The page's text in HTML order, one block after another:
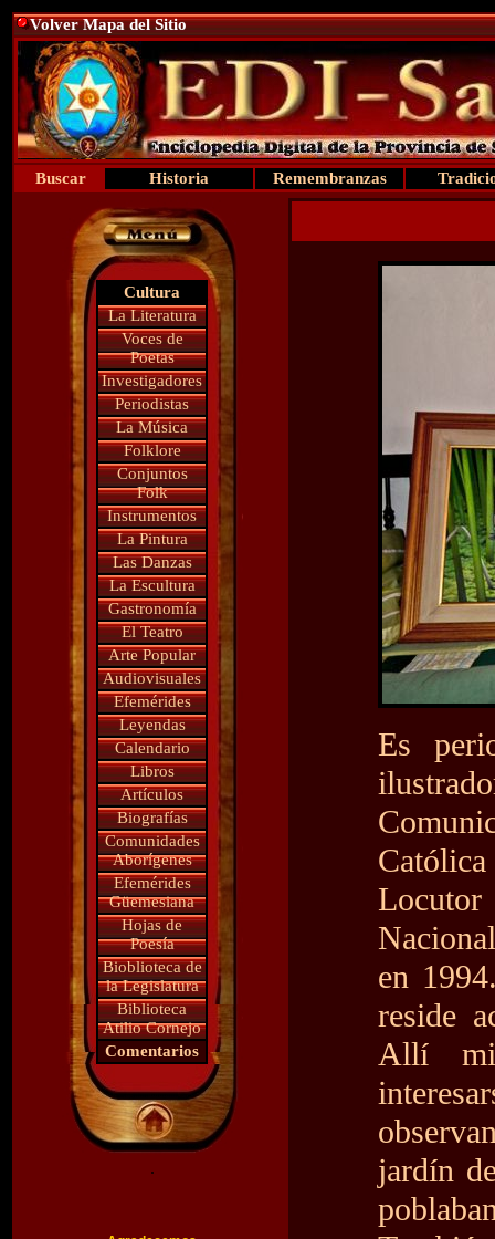
Volver Mapa del Sitio
Buscar Historia Remembranzas
Cultura
La Literatura
Voces de
Poetas
Investigadores
Periodistas
La Música
Folklore
Conjuntos
Folk
Instrumentos
La Pintura
Las Danzas
La Escultura
Gastronomía
El Teatro
Arte Popular
Audiovisuales
Efemérides
Leyendas
Calendario
Libros
Artículos
Biografías
Comunidades
Aborígenes
Efemérides
Güemesiana
Hojas de
Poesía
Bioblioteca de
la Legislatura
Biblioteca
Atilio Cornejo
Comentarios
.
Es
en
reside
Allí
jardín